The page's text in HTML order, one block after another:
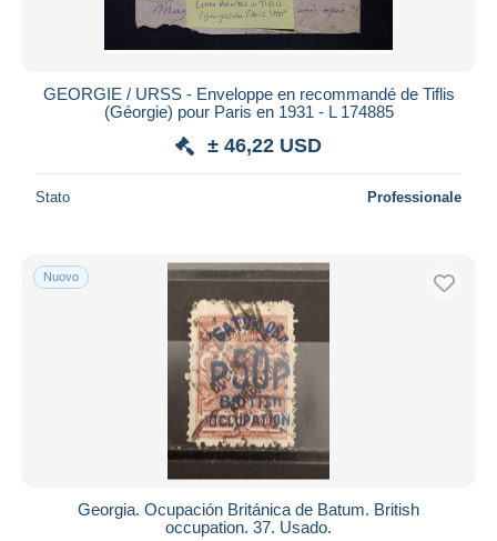
GEORGIE / URSS - Enveloppe en recommandé de Tiflis
(Géorgie) pour Paris en 1931 - L 174885
± 46,22 USD
Stato Professionale
Nuovo
Georgia. Ocupación Británica de Batum. British
occupation. 37. Usado.